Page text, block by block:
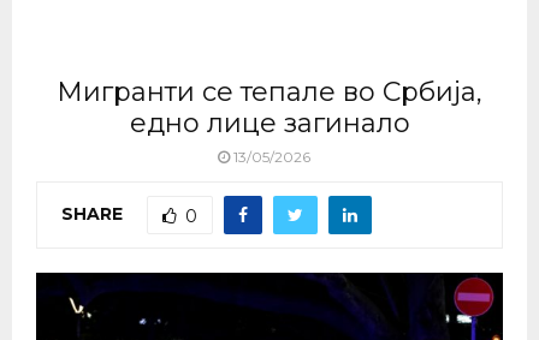
Мигранти се тепале во Србија,
едно лице загинало
13/05/2026
SHARE 0